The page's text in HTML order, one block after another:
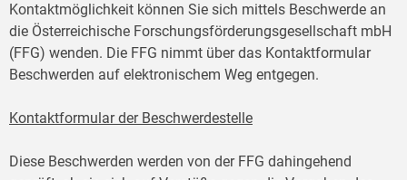
Kontaktmöglichkeit können Sie sich mittels Beschwerde an
die Österreichische Forschungsförderungsgesellschaft mbH
(FFG) wenden. Die FFG nimmt über das Kontaktformular
Beschwerden auf elektronischem Weg entgegen.
Kontaktformular der Beschwerdestelle
Diese Beschwerden werden von der FFG dahingehend